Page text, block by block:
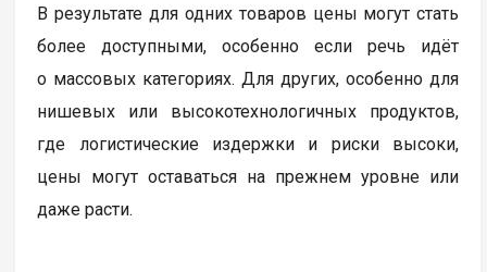
В результате для одних товаров цены могут стать
более доступными, особенно если речь идёт
о массовых категориях. Для других, особенно для
нишевых или высокотехнологичных продуктов,
где логистические издержки и риски высоки,
цены могут оставаться на прежнем уровне или
даже расти.